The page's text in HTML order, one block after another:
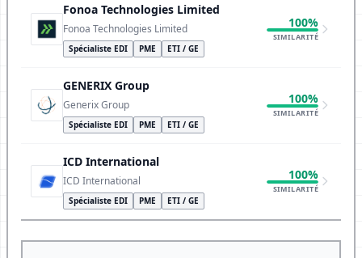
Fonoa Technologies Limited
Fonoa Technologies Limited
Spécialiste EDI PME ETI / GE
100%
SIMILARITÉ
GENERIX Group
Generix Group
Spécialiste EDI PME ETI / GE
100%
SIMILARITÉ
ICD International
ICD International
Spécialiste EDI PME ETI / GE
100%
SIMILARITÉ